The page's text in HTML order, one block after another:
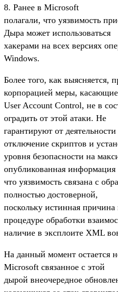
8. Ранее в Microsoft
полагали, что уязвимость
Дыра может использоваться
хакерами на всех версиях
Windows.
Более того, как выясняется,
корпорацией меры,
User Account Control, не в
оградить от этой атаки. Не
гарантируют от
отключение скриптов и
уровня безопасности на
опубликованная информация
что уязвимость связана с
полностью достоверной,
поскольку истинная причина
процедуре обработки
наличие в эксплоите XML
На данный момент остается
Microsoft связанное с этой
дырой внеочередное